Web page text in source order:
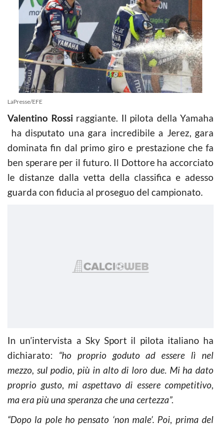
LaPresse/EFE
Valentino Rossi raggiante. Il pilota della Yamaha
ha disputato una gara incredibile a Jerez, gara
dominata fin dal primo giro e prestazione che fa
ben sperare per il futuro. Il Dottore ha accorciato
le distanze dalla vetta della classifica e adesso
guarda con fiducia al proseguo del campionato.
In un’intervista a Sky Sport il pilota italiano ha
dichiarato: “ho proprio goduto ad essere lì nel
mezzo, sul podio, più in alto di loro due. Mi ha dato
proprio gusto, mi aspettavo di essere competitivo,
ma era più una speranza che una certezza”.
“Dopo la pole ho pensato ‘non male’. Poi, prima del